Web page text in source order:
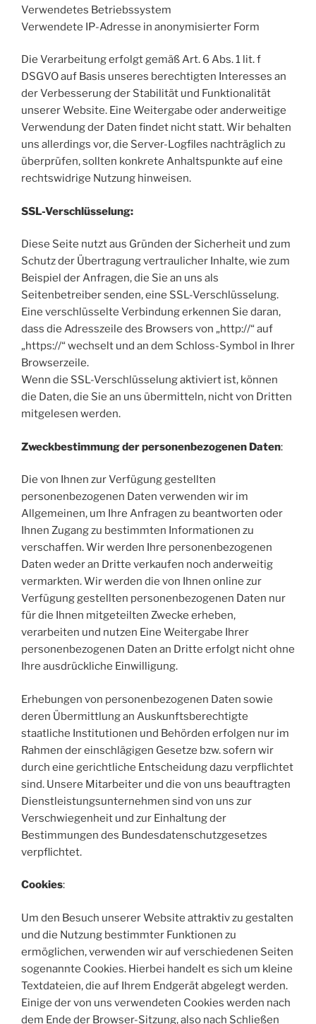
Verwendetes Betriebssystem
Verwendete IP-Adresse in anonymisierter Form
Die Verarbeitung erfolgt gemäß Art. 6 Abs. 1 lit. f
DSGVO auf Basis unseres berechtigten Interesses an
der Verbesserung der Stabilität und Funktionalität
unserer Website. Eine Weitergabe oder anderweitige
Verwendung der Daten findet nicht statt. Wir behalten
uns allerdings vor, die Server-Logfiles nachträglich zu
überprüfen, sollten konkrete Anhaltspunkte auf eine
rechtswidrige Nutzung hinweisen.
SSL-Verschlüsselung:
Diese Seite nutzt aus Gründen der Sicherheit und zum
Schutz der Übertragung vertraulicher Inhalte, wie zum
Beispiel der Anfragen, die Sie an uns als
Seitenbetreiber senden, eine SSL-Verschlüsselung.
Eine verschlüsselte Verbindung erkennen Sie daran,
dass die Adresszeile des Browsers von „http://“ auf
„https://“ wechselt und an dem Schloss-Symbol in Ihrer
Browserzeile.
Wenn die SSL-Verschlüsselung aktiviert ist, können
die Daten, die Sie an uns übermitteln, nicht von Dritten
mitgelesen werden.
Zweckbestimmung der personenbezogenen Daten:
Die von Ihnen zur Verfügung gestellten
personenbezogenen Daten verwenden wir im
Allgemeinen, um Ihre Anfragen zu beantworten oder
Ihnen Zugang zu bestimmten Informationen zu
verschaffen. Wir werden Ihre personenbezogenen
Daten weder an Dritte verkaufen noch anderweitig
vermarkten. Wir werden die von Ihnen online zur
Verfügung gestellten personenbezogenen Daten nur
für die Ihnen mitgeteilten Zwecke erheben,
verarbeiten und nutzen Eine Weitergabe Ihrer
personenbezogenen Daten an Dritte erfolgt nicht ohne
Ihre ausdrückliche Einwilligung.
Erhebungen von personenbezogenen Daten sowie
deren Übermittlung an Auskunftsberechtigte
staatliche Institutionen und Behörden erfolgen nur im
Rahmen der einschlägigen Gesetze bzw. sofern wir
durch eine gerichtliche Entscheidung dazu verpflichtet
sind. Unsere Mitarbeiter und die von uns beauftragten
Dienstleistungsunternehmen sind von uns zur
Verschwiegenheit und zur Einhaltung der
Bestimmungen des Bundesdatenschutzgesetzes
verpflichtet.
Cookies:
Um den Besuch unserer Website attraktiv zu gestalten
und die Nutzung bestimmter Funktionen zu
ermöglichen, verwenden wir auf verschiedenen Seiten
sogenannte Cookies. Hierbei handelt es sich um kleine
Textdateien, die auf Ihrem Endgerät abgelegt werden.
Einige der von uns verwendeten Cookies werden nach
dem Ende der Browser-Sitzung, also nach Schließen